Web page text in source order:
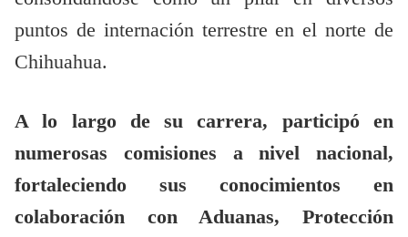
puntos de internación terrestre en el norte de
Chihuahua.
A lo largo de su carrera, participó en
numerosas comisiones a nivel nacional,
fortaleciendo sus conocimientos en
colaboración con Aduanas, Protección